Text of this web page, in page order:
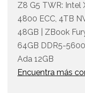
Z8 G5 TWR: Intel
4800 ECC, 4TB
48GB | ZBook
64GB DDR5-
Ada 12GB
Encuentra más